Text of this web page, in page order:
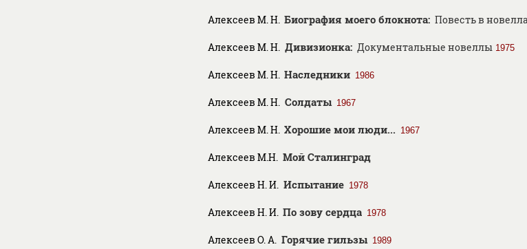
Алексеев М. Н. Биография моего блокнота: Повесть в
Алексеев М. Н. Дивизионка: Документальные новеллы 1975
Алексеев М. Н. Наследники 1986
Алексеев М. Н. Солдаты 1967
Алексеев М. Н. Хорошие мои люди... 1967
Алексеев М.Н. Мой Сталинград
Алексеев Н. И. Испытание 1978
Алексеев Н. И. По зову сердца 1978
Алексеев О. А. Горячие гильзы 1989